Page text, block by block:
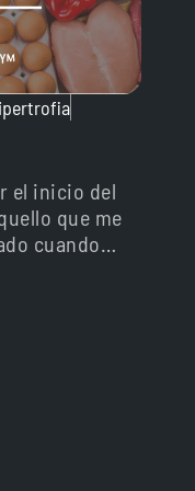
el inicio del
que me
cuando